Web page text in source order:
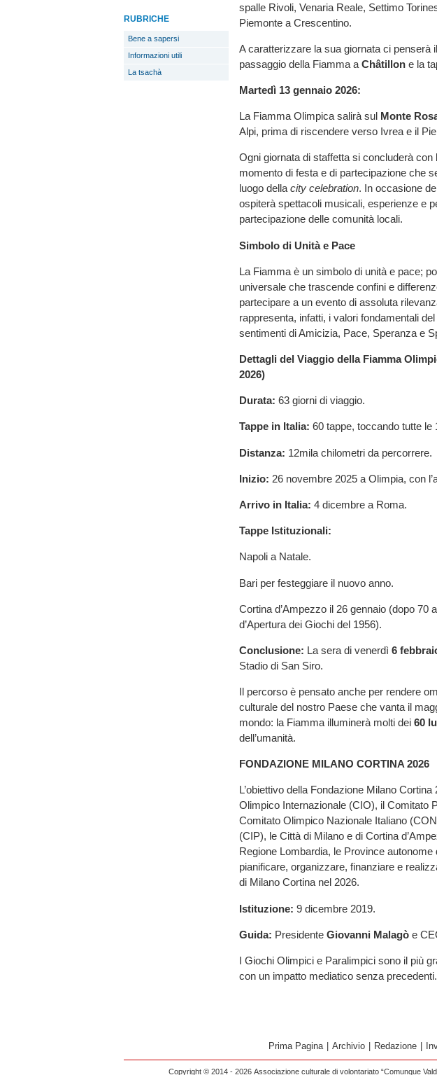
RUBRICHE
Bene a sapersi
Informazioni utili
La tsachà
spalle Rivoli, Venaria Reale, Settimo
Piemonte a Crescentino.
A caratterizzare la sua giornata ci penserà il
passaggio della Fiamma a Châtillon e la
Martedì 13 gennaio 2026:
La Fiamma Olimpica salirà sul Monte
Alpi, prima di riscendere verso Ivrea e il
Ogni giornata di staffetta si concluderà con
momento di festa e di partecipazione che
luogo dellacity celebration. In occasione
ospiterà spettacoli musicali, esperienze e
partecipazione delle comunità locali.
Simbolo di Unità e Pace
La Fiamma è un simbolo di unità e pace;
universale che trascende confini e
partecipare a un evento di assoluta
rappresenta, infatti, i valori fondamentali
sentimenti di Amicizia, Pace, Speranza e
Dettagli del Viaggio della Fiamma
2026)
Durata: 63 giorni di viaggio.
Tappe in Italia: 60 tappe, toccando tutte le
Distanza: 12mila chilometri da percorrere.
Inizio: 26 novembre 2025 a Olimpia, con
Arrivo in Italia: 4 dicembre a Roma.
Tappe Istituzionali:
Napoli a Natale.
Bari per festeggiare il nuovo anno.
Cortina d’Ampezzo il 26 gennaio (dopo 70
d’Apertura dei Giochi del 1956).
Conclusione: La sera di venerdì 6
Stadio di San Siro.
Il percorso è pensato anche per rendere
culturale del nostro Paese che vanta il
mondo: la Fiamma illuminerà molti dei 60
dell’umanità.
FONDAZIONE MILANO CORTINA 2026
L’obiettivo della Fondazione Milano
Olimpico Internazionale (CIO), il Comitato
Comitato Olimpico Nazionale Italiano
(CIP), le Città di Milano e di Cortina
Regione Lombardia, le Province autonome
pianificare, organizzare, finanziare e
di Milano Cortina nel 2026.
Istituzione: 9 dicembre 2019.
Guida: Presidente Giovanni Malagò e
I Giochi Olimpici e Paralimpici sono il più
con un impatto mediatico senza precedenti.
Prima Pagina Archivio Redazione
Copyright © 2014 - 2026 Associazione culturale di volontariato “Comunque